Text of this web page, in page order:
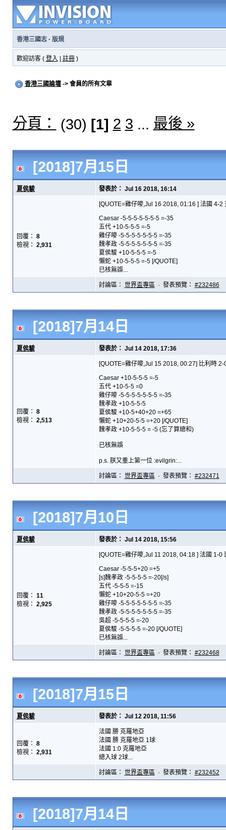
香港三國志· 版規
歡迎訪客 ( 登入 註冊)
香港三國論壇-> 會員的所有文章
分頁： (30) [1] 2 3 ... 最後 »
[2018]7月15日
夏侯駿 發表於： Jul 16 2018, 16:14
回覆： 8
檢視： 2,931
[QUOTE=雞仔嘜,Jul 16 2018, 01:16 ] 法國 4-2
Caesar -5-5-5-5-5-5-5 =-35
五代 +10-5-5-5 =-5
雞仔嘜 -5-5-5-5-5-5-5 =-35
魏孝政 -5-5-5-5-5-5-5 =-35
夏侯駿 +10-5-5-5 =-5
懶蛇 +10-5-5-5 =-5 [/QUOTE]
已核無誤...
討論區： 世界盃專區· 發表預覽： #232486
[2018]7月14日
夏侯駿 發表於： Jul 14 2018, 17:36
回覆： 8
檢視： 2,513
[QUOTE=雞仔嘜,Jul 15 2018, 00:27] 比利時 2-
Caesar +10-5-5-5 =-5
五代 +10-5-5 =0
雞仔嘜 -5-5-5-5-5-5-5 =-35
魏孝政 +10-5-5-5
夏侯駿 +10-5+40+20 =+65
懶蛇 +10+20-5-5 =+20 [/QUOTE]
魏孝政 +10-5-5-5 = -5 (忘了算總和)
已核無誤
p.s. 朕又重上第一位 :evilgrin:...
討論區： 世界盃專區· 發表預覽： #232471
[2018]7月10日
夏侯駿 發表於： Jul 14 2018, 15:56
回覆： 11
檢視： 2,925
[QUOTE=雞仔嘜,Jul 11 2018, 04:18 ] 法國 1-0
Caesar -5-5-5+20 =+5
[s]魏孝政 -5-5-5-5 =-20[/s]
五代 -5-5-5 =-15
懶蛇 +10+20-5-5 =+20
雞仔嘜 -5-5-5-5-5-5-5 =-35
魏孝政 -5-5-5-5-5-5-5 =-35
吳超 -5-5-5-5 =-20
夏侯駿 -5-5-5-5 =-20 [/QUOTE]
已核無誤...
討論區： 世界盃專區· 發表預覽： #232468
[2018]7月15日
夏侯駿 發表於： Jul 12 2018, 11:56
回覆： 8
檢視： 2,931
法國 勝 克羅地亞
法國 勝 克羅地亞 1球
法國 1:0 克羅地亞
總入球 2球...
討論區： 世界盃專區· 發表預覽： #232452
[2018]7月14日